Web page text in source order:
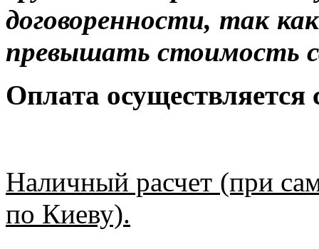
договоренности, так
превышать стоимость
Оплата
Наличный расчет (при
по Киеву).